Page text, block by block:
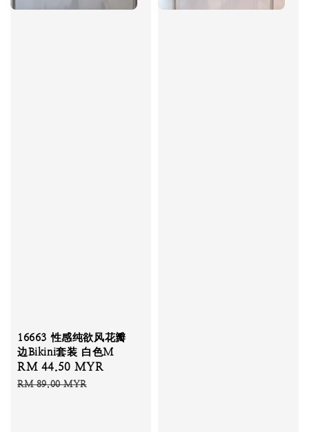
16663 性感纯欲风花瓣
边Bikini套装 白色M
Sale
price
RM 44.50 MYR
RM 89.00 MYR